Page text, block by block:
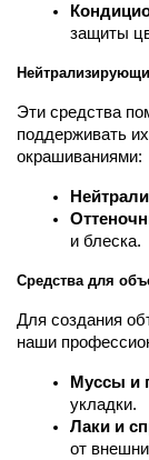
защиты
Эти средства
поддерживать
окрашиваниями:
и блеска.
Средства для
Для создания
наши
Муссы и
укладки.
Лаки и
от